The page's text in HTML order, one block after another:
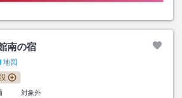
南の宿
地図
対象外